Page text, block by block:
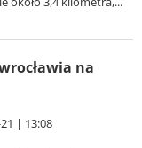
na
| 13:08